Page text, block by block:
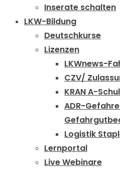
Inserate schalten
LKW-Bildung
Deutschkurse
Lizenzen
LKWnews-
CZV/
KRAN A-
ADR-
Logistik
Lernportal
Live Webinare